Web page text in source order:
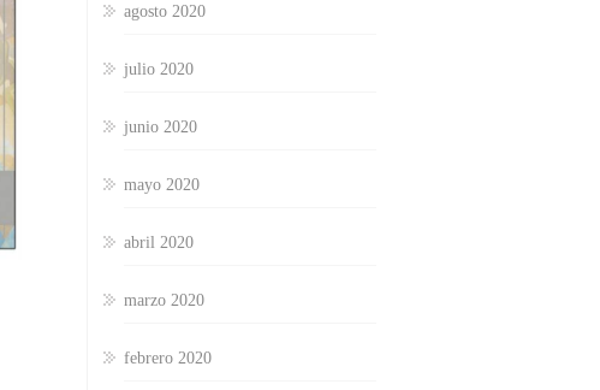
agosto 2020
julio 2020
junio 2020
mayo 2020
abril 2020
marzo 2020
febrero 2020